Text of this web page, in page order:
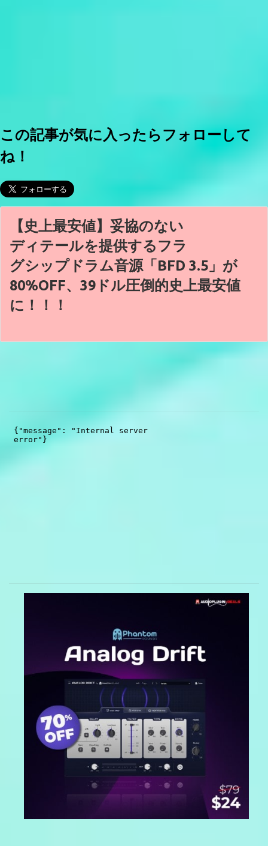
この記事が気に入ったらフォローして
ね！
【史上最安値】妥協のない
ディテールを提供するフラ
グシップドラム音源「BFD 3.5」が
80%OFF、39ドル圧倒的史上最安値
に！！！